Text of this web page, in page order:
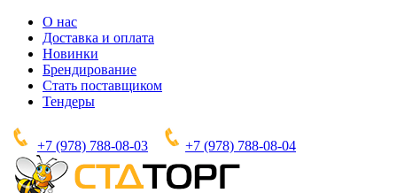
О нас
Доставка и оплата
Новинки
Брендирование
Стать поставщиком
Тендеры
+7 (978) 788-08-03 +7 (978) 788-08-04